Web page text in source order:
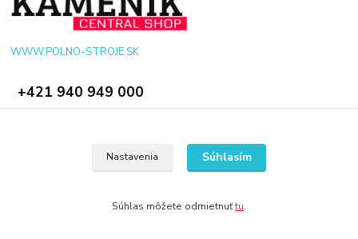
WWW.POLNO-STROJE.SK
+421 940 949 000
Nastavenia Súhlasím
Súhlas môžete odmietnuťtu.